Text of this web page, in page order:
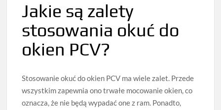
Jakie są zalety
stosowania okuć do
okien PCV?
Stosowanie okuć do okien PCV ma wiele zalet. Przede
wszystkim zapewnia ono trwałe mocowanie okien, co
oznacza, że nie będą wypadać one z ram. Ponadto,